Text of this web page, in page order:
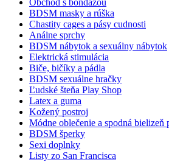
Obchod s bondážou
BDSM masky a rúška
Chastity cages a pásy cudnosti
Análne sprchy
BDSM nábytok a sexuálny nábytok
Elektrická stimulácia
Biče, bičíky a pádla
BDSM sexuálne hračky
Ľudské šteňa Play Shop
Latex a guma
Kožený postroj
Módne oblečenie a spodná bielizeň
BDSM šperky
Sexi doplnky
Listy zo San Francisca